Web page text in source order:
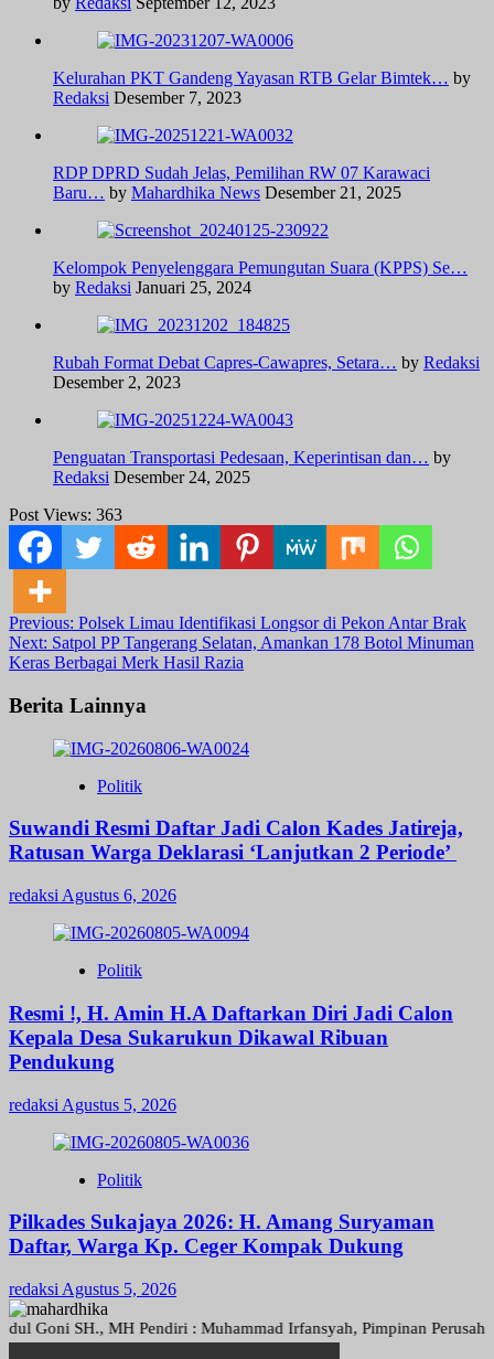
Kelurahan PKT Gandeng Yayasan RTB Gelar Bimtek… by
Redaksi Desember 7, 2023
RDP DPRD Sudah Jelas, Pemilihan RW 07 Karawaci
Baru… by Mahardhika News Desember 21, 2025
Kelompok Penyelenggara Pemungutan Suara (KPPS) Se…
by Redaksi Januari 25, 2024
Rubah Format Debat Capres-Cawapres, Setara… by Redaksi
Desember 2, 2023
Penguatan Transportasi Pedesaan, Keperintisan dan… by
Redaksi Desember 24, 2025
Post Views: 363
Post
navigation
Previous: Polsek Limau Identifikasi Longsor di Pekon Antar Brak
Next: Satpol PP Tangerang Selatan, Amankan 178 Botol Minuman
Keras Berbagai Merk Hasil Razia
Berita Lainnya
Politik
Suwandi Resmi Daftar Jadi Calon Kades Jatireja,
Ratusan Warga Deklarasi ‘Lanjutkan 2 Periode’
redaksi Agustus 6, 2026
Politik
Resmi !, H. Amin H.A Daftarkan Diri Jadi Calon
Kepala Desa Sukarukun Dikawal Ribuan
Pendukung
redaksi Agustus 5, 2026
Politik
Pilkades Sukajaya 2026: H. Amang Suryaman
Daftar, Warga Kp. Ceger Kompak Dukung
redaksi Agustus 5, 2026
SH., MH Pendiri : Muhammad Irfansyah, Pimpinan